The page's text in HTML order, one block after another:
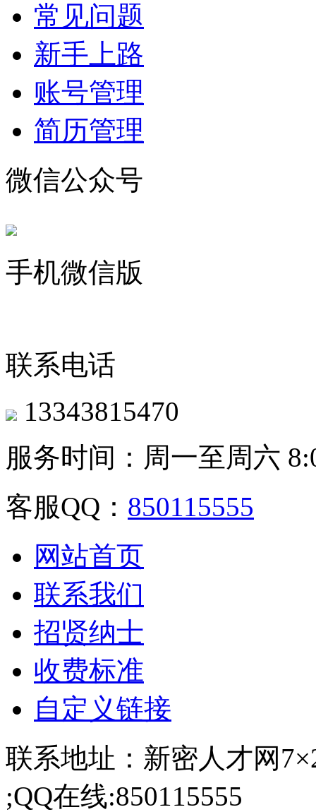
常见问题
新手上路
账号管理
简历管理
微信公众号
手机微信版
联系电话
13343815470
服务时间：周一至周六
客服QQ： 850115555
网站首页
联系我们
招贤纳士
收费标准
自定义链接
联系地址：新密人才网
;QQ在线:850115555